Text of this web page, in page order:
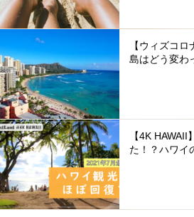
【ウィズコ
島はどう変わ
【4K
た！？ハワイ